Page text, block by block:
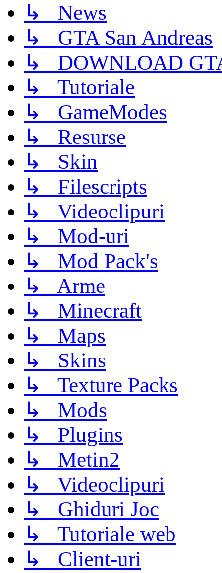
↳ News
↳ GTA San Andreas
↳ DOWNLOAD
↳ Tutoriale
↳ GameModes
↳ Resurse
↳ Skin
↳ Filescripts
↳ Videoclipuri
↳ Mod-uri
↳ Mod Pack's
↳ Arme
↳ Minecraft
↳ Maps
↳ Skins
↳ Texture Packs
↳ Mods
↳ Plugins
↳ Metin2
↳ Videoclipuri
↳ Ghiduri Joc
↳ Tutoriale web
↳ Client-uri